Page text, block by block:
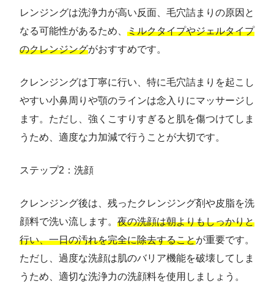
レンジングは洗浄力が高い反面、毛穴詰まりの原因と
なる可能性があるため、 ミルクタイプやジェルタイプ
のクレンジングがおすすめです。
クレンジングは丁寧に行い、特に毛穴詰まりを起こし
やすい小鼻周りや顎のラインは念入りにマッサージし
ます。ただし、強くこすりすぎると肌を傷つけてしま
うため、適度な力加減で行うことが大切です。
ステップ2：洗顔
クレンジング後は、残ったクレンジング剤や皮脂を洗
顔料で洗い流します。 夜の洗顔は朝よりもしっかりと
行い、一日の汚れを完全に除去することが重要です。
ただし、過度な洗顔は肌のバリア機能を破壊してしま
うため、適切な洗浄力の洗顔料を使用しましょう。